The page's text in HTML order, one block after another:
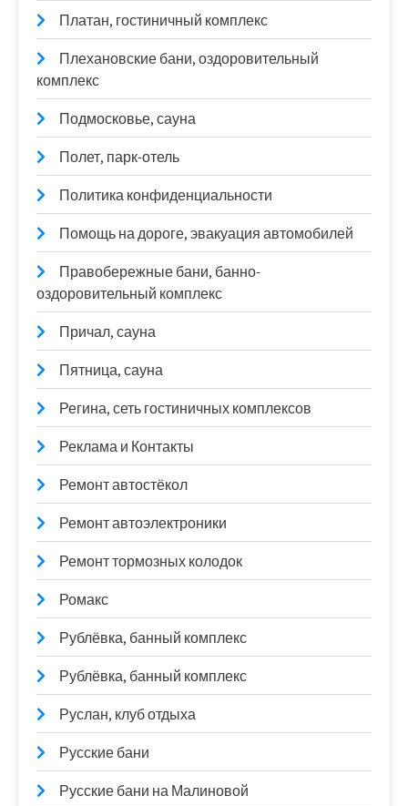
Платан, гостиничный комплекс
Плехановские бани, оздоровительный
комплекс
Подмосковье, сауна
Полет, парк-отель
Политика конфиденциальности
Помощь на дороге, эвакуация автомобилей
Правобережные бани, банно-
оздоровительный комплекс
Причал, сауна
Пятница, сауна
Регина, сеть гостиничных комплексов
Реклама и Контакты
Ремонт автостёкол
Ремонт автоэлектроники
Ремонт тормозных колодок
Ромакс
Рублёвка, банный комплекс
Рублёвка, банный комплекс
Руслан, клуб отдыха
Русские бани
Русские бани на Малиновой